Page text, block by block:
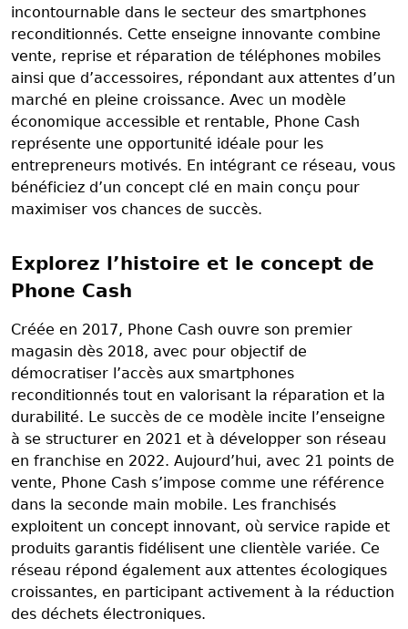
incontournable dans le secteur des smartphones
reconditionnés. Cette enseigne innovante combine
vente, reprise et réparation de téléphones mobiles
ainsi que d’accessoires, répondant aux attentes d’un
marché en pleine croissance. Avec un modèle
économique accessible et rentable, Phone Cash
représente une opportunité idéale pour les
entrepreneurs motivés. En intégrant ce réseau, vous
bénéficiez d’un concept clé en main conçu pour
maximiser vos chances de succès.
Explorez l’histoire et le concept de
Phone Cash
Créée en 2017, Phone Cash ouvre son premier
magasin dès 2018, avec pour objectif de
démocratiser l’accès aux smartphones
reconditionnés tout en valorisant la réparation et la
durabilité. Le succès de ce modèle incite l’enseigne
à se structurer en 2021 et à développer son réseau
en franchise en 2022. Aujourd’hui, avec 21 points de
vente, Phone Cash s’impose comme une référence
dans la seconde main mobile. Les franchisés
exploitent un concept innovant, où service rapide et
produits garantis fidélisent une clientèle variée. Ce
réseau répond également aux attentes écologiques
croissantes, en participant activement à la réduction
des déchets électroniques.